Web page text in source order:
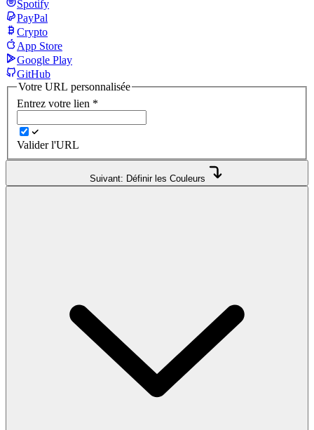
Spotify
PayPal
Crypto
App Store
Google Play
GitHub
Votre URL personnalisée
Entrez votre lien *
Valider l'URL
Suivant: Définir les Couleurs